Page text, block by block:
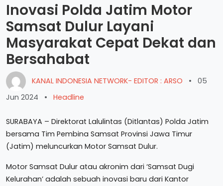
Inovasi Polda Jatim Motor
Samsat Dulur Layani
Masyarakat Cepat Dekat dan
Bersahabat
KANAL INDONESIA NETWORK- EDITOR : ARSO •
05
Jun 2024
• Headline
SURABAYA – Direktorat Lalulintas (Ditlantas) Polda Jatim
bersama Tim Pembina Samsat Provinsi Jawa Timur
(Jatim) meluncurkan Motor Samsat Dulur.
Motor Samsat Dulur atau akronim dari ‘Samsat Dugi
Kelurahan’ adalah sebuah inovasi baru dari Kantor